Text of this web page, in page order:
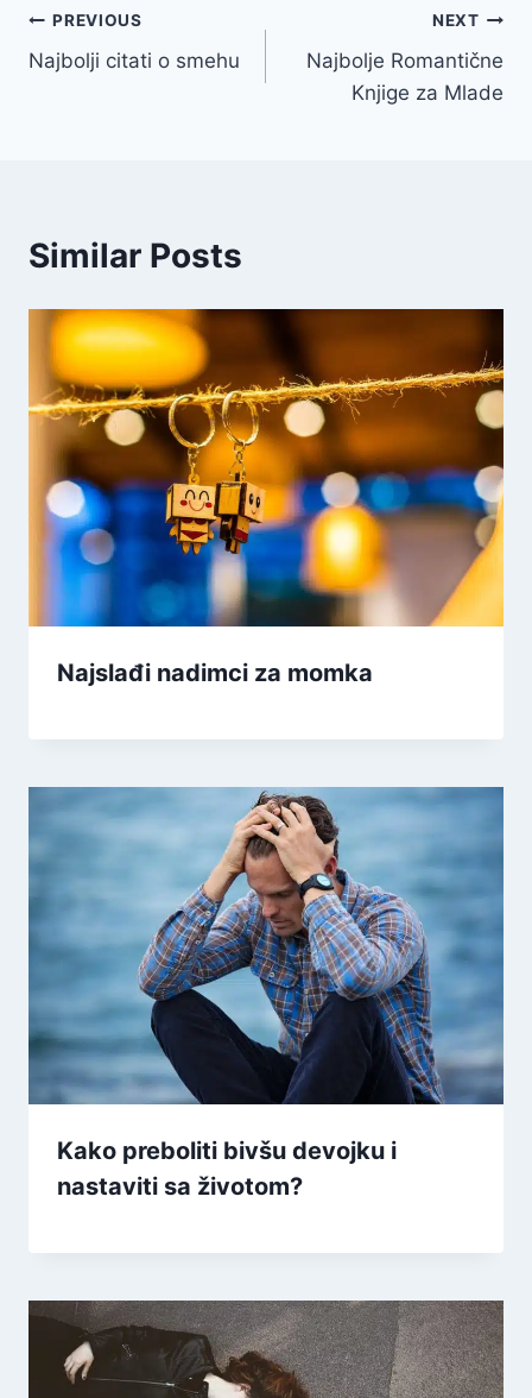
Navigacija
članaka
PREVIOUS
Najbolji citati o smehu
NEXT
Najbolje Romantične
Knjige za Mlade
Similar Posts
Najslađi nadimci za momka
Kako preboliti bivšu devojku i
nastaviti sa životom?